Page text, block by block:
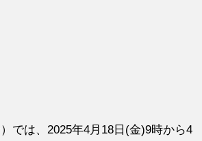
では、2025年4月18日(金)9時から4